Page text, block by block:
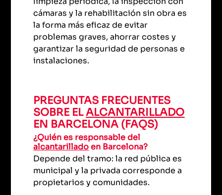
cámaras y la rehabilitación sin obra es
la forma más eficaz de evitar
problemas graves, ahorrar costes y
garantizar la seguridad de personas e
instalaciones.
PREGUNTAS FRECUENTES
SOBRE ELALCANTARILLADO
EN BARCELONA (FAQS)
¿Quién es responsable del
alcantarilladoen Barcelona?
Depende del tramo: la red pública es
municipal y la privada corresponde a
propietarios y comunidades.